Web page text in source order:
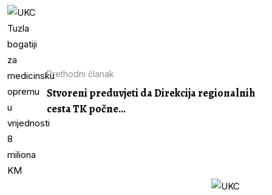
Prethodni članak
Stvoreni preduvjeti da Direkcija regionalnih
cesta TK počne...